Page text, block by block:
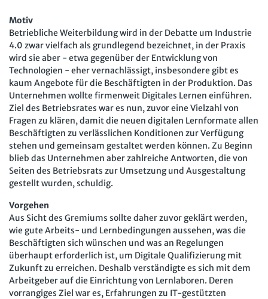
Motiv
Betriebliche Weiterbildung wird in der Debatte um Industrie
4.0 zwar vielfach als grundlegend bezeichnet, in der Praxis
wird sie aber - etwa gegenüber der Entwicklung von
Technologien - eher vernachlässigt, insbesondere gibt es
kaum Angebote für die Beschäftigten in der Produktion. Das
Unternehmen wollte firmenweit Digitales Lernen einführen.
Ziel des Betriebsrates war es nun, zuvor eine Vielzahl von
Fragen zu klären, damit die neuen digitalen Lernformate allen
Beschäftigten zu verlässlichen Konditionen zur Verfügung
stehen und gemeinsam gestaltet werden können. Zu Beginn
blieb das Unternehmen aber zahlreiche Antworten, die von
Seiten des Betriebsrats zur Umsetzung und Ausgestaltung
gestellt wurden, schuldig.
Vorgehen
Aus Sicht des Gremiums sollte daher zuvor geklärt werden,
wie gute Arbeits- und Lernbedingungen aussehen, was die
Beschäftigten sich wünschen und was an Regelungen
überhaupt erforderlich ist, um Digitale Qualifizierung mit
Zukunft zu erreichen. Deshalb verständigte es sich mit dem
Arbeitgeber auf die Einrichtung von Lernlaboren. Deren
vorrangiges Ziel war es, Erfahrungen zu IT-gestützten